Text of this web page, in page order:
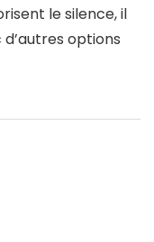
le silence, il
options